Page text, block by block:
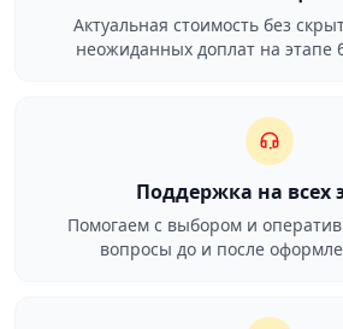
Актуальная стоимость без
неожиданных доплат на этапе
Поддержка на всех
Помогаем с выбором и
вопросы до и после